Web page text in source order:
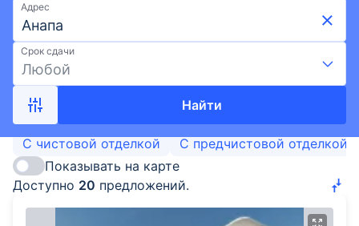
новостройку комфорт-класса от застройщика в
Анапе на Выберу.ру.
Адрес
Срок сдачи
Любой
Найти
С чистовой отделкой
С предчистовой отделкой
Показывать на карте
Доступно 20 предложений.